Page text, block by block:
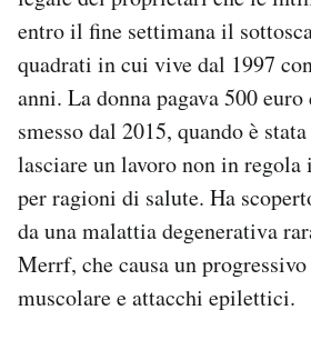
entro il fine settimana il
quadrati in cui vive dal 1997
anni. La donna pagava 500
smesso dal 2015, quando è
lasciare un lavoro non in regola
per ragioni di salute. Ha
da una malattia degenerativa
Merrf, che causa un
muscolare e attacchi epilettici.